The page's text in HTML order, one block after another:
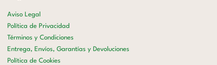
Aviso Legal
Política de Privacidad
Términos y Condiciones
Entrega, Envíos, Garantías y Devoluciones
Política de Cookies